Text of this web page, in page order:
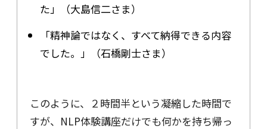
た」（大島信二さま）
「精神論ではなく、すべて納得できる内容
でした。」（石橋剛士さま）
このように、２時間半という凝縮した時間で
すが、NLP体験講座だけでも何かを持ち帰っ